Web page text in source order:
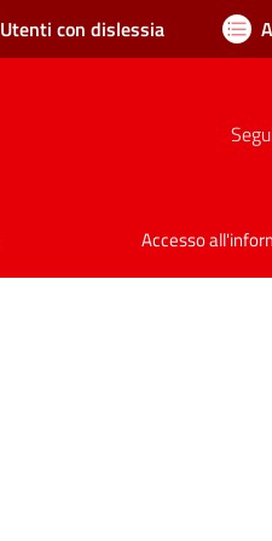
Utenti con dislessia
Accesso